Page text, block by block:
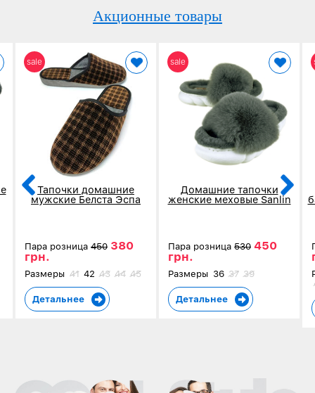
Акционные товары
Тапочки домашние
мужские Белста Эспа
коричневые в клетку 4002
Пара розница 450 380
грн.
Размеры 41 42 43 44 45
Детальнее
sale
Домашние тапочки
женские меховые Sanlin
Пара розница 530 450
грн.
Размеры 36 37 39
Детальнее
sale